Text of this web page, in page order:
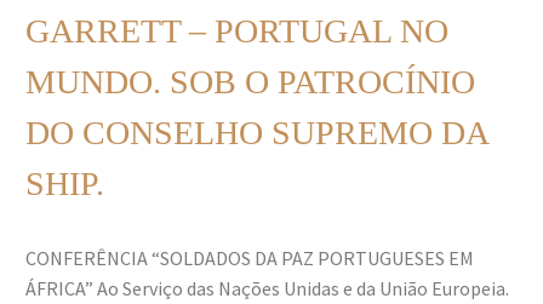
GARRETT – PORTUGAL NO
MUNDO. SOB O PATROCÍNIO
DO CONSELHO SUPREMO DA
SHIP.
CONFERÊNCIA “SOLDADOS DA PAZ PORTUGUESES EM
ÁFRICA” Ao Serviço das Nações Unidas e da União Europeia.